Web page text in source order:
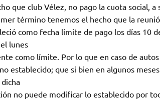
que club Vélez, no pago la cuota social, a
término tenemos el hecho que la
como fecha límite de pago los días 10
lunes
como límite. Por lo que en caso de
establecido; que si bien en algunos
no puede modificar lo establecido por